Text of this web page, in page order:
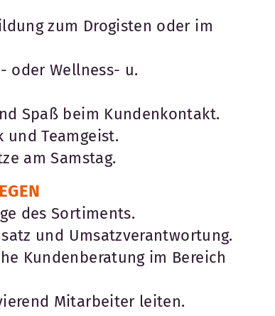
zum Drogisten oder im
oder Wellness- u.
Spaß beim Kundenkontakt.
und Teamgeist.
am Samstag.
des Sortiments.
und Umsatzverantwortung.
Kundenberatung im Bereich
Mitarbeiter leiten.